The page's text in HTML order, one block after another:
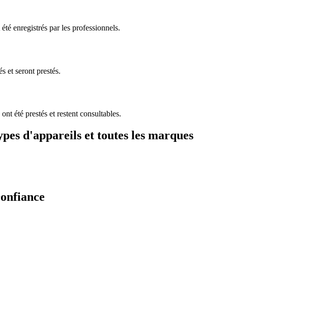
enregistrés par les professionnels.
et seront prestés.
été prestés et restent consultables.
d'appareils et toutes les marques